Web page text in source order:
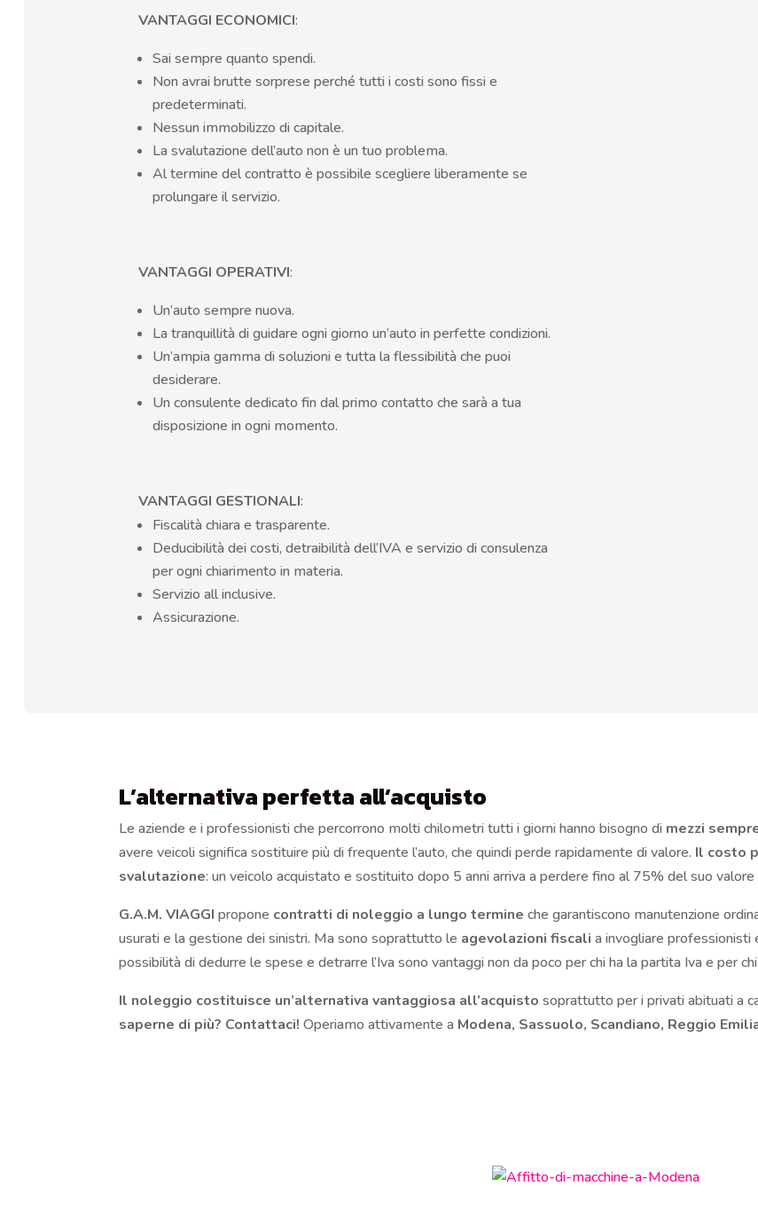
VANTAGGI ECONOMICI:
Sai sempre quanto spendi.
Non avrai brutte sorprese perché tutti i costi sono fissi e
predeterminati.
Nessun immobilizzo di capitale.
La svalutazione dell’auto non è un tuo problema.
Al termine del contratto è possibile scegliere liberamente se
prolungare il servizio.
VANTAGGI OPERATIVI:
Un’auto sempre nuova.
La tranquillità di guidare ogni giorno un’auto in perfette condizioni.
Un’ampia gamma di soluzioni e tutta la flessibilità che puoi
desiderare.
Un consulente dedicato fin dal primo contatto che sarà a tua
disposizione in ogni momento.
VANTAGGI GESTIONALI:
Fiscalità chiara e trasparente.
Deducibilità dei costi, detraibilità dell’IVA e servizio di consulenza
per ogni chiarimento in materia.
Servizio all inclusive.
Assicurazione.
L’alternativa perfetta all’acquisto
Le aziende e i professionisti che percorrono molti chilometri tutti i giorni hanno bisogno di mezzi
avere veicoli significa sostituire più di frequente l’auto, che quindi perde rapidamente di valore. Il costo
svalutazione: un veicolo acquistato e sostituito dopo 5 anni arriva a perdere fino al 75% del suo valore
G.A.M. VIAGGIpropone contratti di noleggio a lungo termine che garantiscono manutenzione
usurati e la gestione dei sinistri. Ma sono soprattutto le agevolazioni fiscali a invogliare professionisti
possibilità di dedurre le spese e detrarre l’Iva sono vantaggi non da poco per chi ha la partita Iva e per
Il noleggio costituisce un’alternativa vantaggiosa all’acquisto soprattutto per i privati abituati a
saperne di più? Contattaci! Operiamo attivamente a Modena, Sassuolo, Scandiano, Reggio